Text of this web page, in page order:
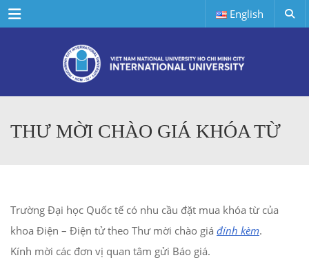
Menu English
THƯ MỜI CHÀO GIÁ KHÓA TỪ
Trường Đại học Quốc tế có nhu cầu đặt mua khóa từ của
khoa Điện – Điện tử theo Thư mời chào giá đính kèm.
Kính mời các đơn vị quan tâm gửi Báo giá.